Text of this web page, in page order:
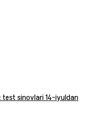
sinovlari 14-iyuldan